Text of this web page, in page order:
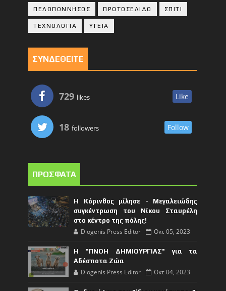
ΠΕΛΟΠΟΝΝΗΣΟΣ ΠΡΩΤΟΣΕΛΙΔΟ ΣΠΙΤΙ
ΤΕΧΝΟΛΟΓΙΑ ΥΓΕΙΑ
ΣΥΝΔΕΘΕΙΤΕ
729 likes Like
18 followers Follow
ΠΡΟΣΦΑΤΑ
Η Κόρινθος μίλησε - Μεγαλειώδης
συγκέντρωση του Νίκου Σταυρέλη
στο κέντρο της πόλης!
Diogenis Press Editor Οκτ 05, 2023
Η "ΠΝΟΗ ΔΗΜΙΟΥΡΓΙΑΣ" για τα
Αδέσποτα Ζώα
Diogenis Press Editor Οκτ 04, 2023